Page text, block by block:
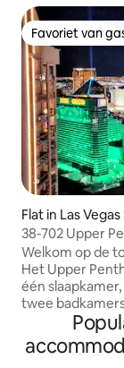
Favoriet van
Favoriet van
Flat in Las
38-702 Upper
Vranda strip
Welkom op de
Het Upper
één
twee
uitgeruste
Sonic, een
een